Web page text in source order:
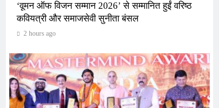
‘वूमन ऑफ विजन सम्मान 2026’ से सम्मानित हुईं वरिष्ठ
कवियत्री और समाजसेवी सुनीता बंसल
2 hours ago